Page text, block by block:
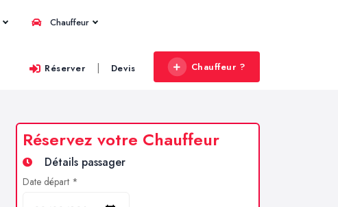
Chauffeur
Réserver | Devis Chauffeur ?
Réservez votre Chauffeur
Détails passager
Date départ *